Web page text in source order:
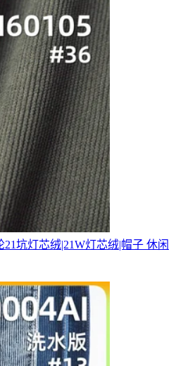
坑灯芯绒|21W灯芯绒|帽子 休闲